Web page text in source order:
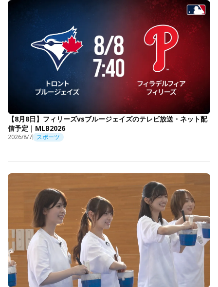
【8月8日】フィリーズvsブルージェイズのテレビ放送・ネット配
信予定｜MLB2026
2026/8/7 スポーツ